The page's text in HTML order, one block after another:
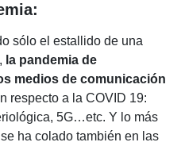
sólo el estallido de una
la pandemia de
medios de comunicación
respecto a la COVID 19:
5G…etc. Y lo más
ha colado también en las